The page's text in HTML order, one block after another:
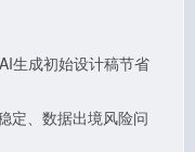
生成初始设计稿节省
定、数据出境风险问